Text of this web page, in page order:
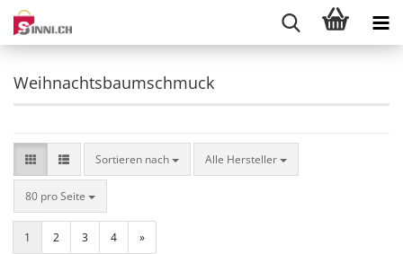
Weihnachtsbaumschmuck
Sortieren nach
Sortieren nach Alle Hersteller
80 pro Seite
pro Seite
1 2 3 4 »